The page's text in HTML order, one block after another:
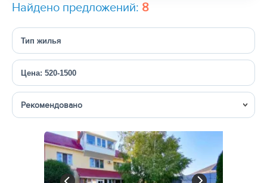
Найдено предложений: 8
Тип жилья
Цена: 520-1500
Сортировка